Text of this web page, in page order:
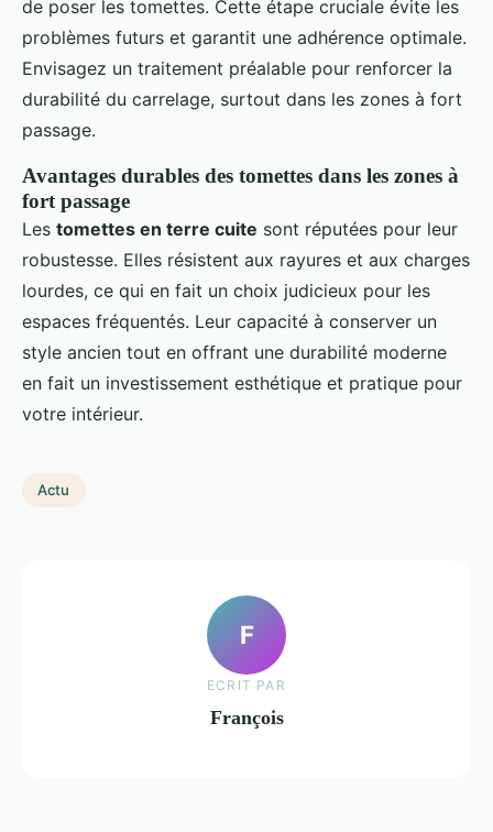
de poser les tomettes. Cette étape cruciale évite les
problèmes futurs et garantit une adhérence optimale.
Envisagez un traitement préalable pour renforcer la
durabilité du carrelage, surtout dans les zones à fort
passage.
Avantages durables des tomettes dans les zones à
fort passage
Les tomettes en terre cuite sont réputées pour leur
robustesse. Elles résistent aux rayures et aux charges
lourdes, ce qui en fait un choix judicieux pour les
espaces fréquentés. Leur capacité à conserver un
style ancien tout en offrant une durabilité moderne
en fait un investissement esthétique et pratique pour
votre intérieur.
Actu
F
ECRIT PAR
François